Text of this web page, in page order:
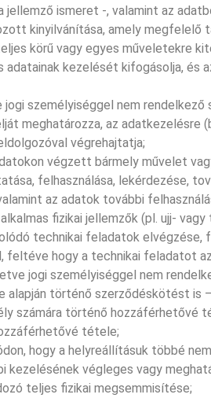
jellemző ismeret -, valamint az
kinyilvánítása, amely
körű vagy egyes műveletekre
kezelését kifogásolja,
személyiséggel nem
meghatározza, az
végrehajtatja;
végzett bármely művelet
felhasználása, lekérdezése,
az adatok további
fizikai jellemzők (pl. ujj-
technikai feladatok
hogy a technikai feladatot
jogi személyiséggel nem
alapján történő szerződéskötést is
számára történő hozzáférhetővé
tétele;
hogy a helyreállításuk többé
kezelésének végleges vagy
teljes fizikai megsemmisítése;